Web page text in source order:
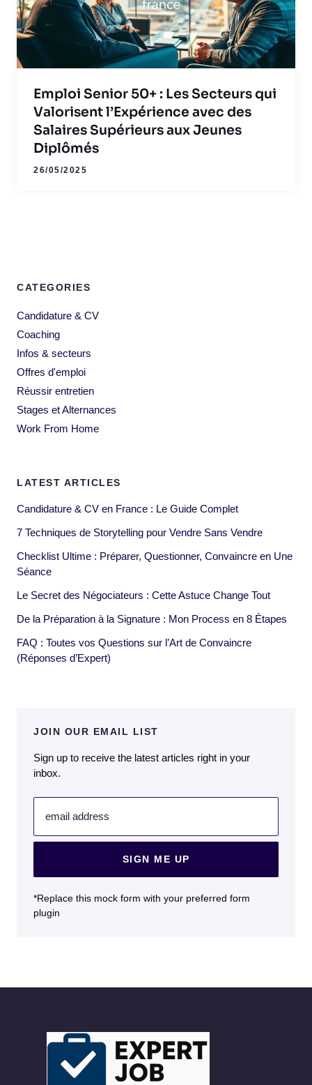
Emploi Senior 50+ : Les Secteurs qui
Valorisent l’Expérience avec des
Salaires Supérieurs aux Jeunes
Diplômés
26/05/2025
CATEGORIES
Candidature & CV
Coaching
Infos & secteurs
Offres d'emploi
Réussir entretien
Stages et Alternances
Work From Home
LATEST ARTICLES
Candidature & CV en France : Le Guide Complet
7 Techniques de Storytelling pour Vendre Sans Vendre
Checklist Ultime : Préparer, Questionner, Convaincre en Une
Séance
Le Secret des Négociateurs : Cette Astuce Change Tout
De la Préparation à la Signature : Mon Process en 8 Étapes
FAQ : Toutes vos Questions sur l’Art de Convaincre
(Réponses d’Expert)
JOIN OUR EMAIL LIST
Sign up to receive the latest articles right in your
inbox.
email address
SIGN ME UP
*Replace this mock form with your preferred form
plugin